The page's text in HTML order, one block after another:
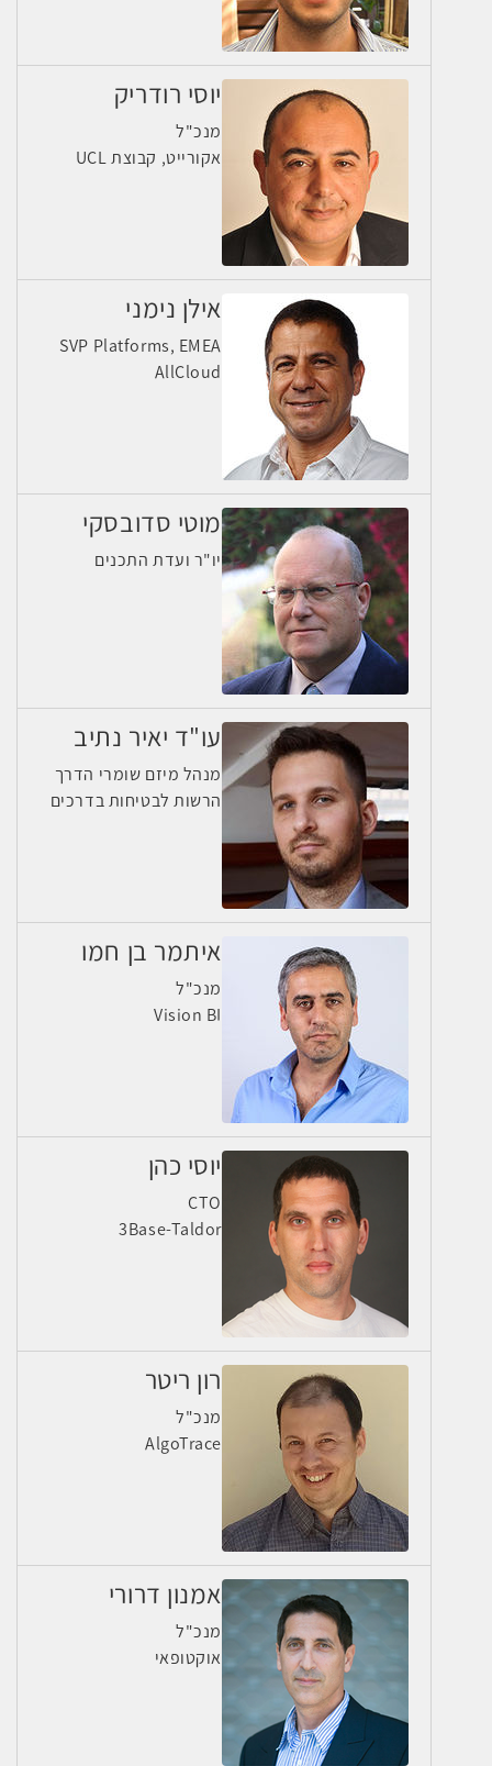
יוסי רודריק
מנכ"ל
אקורייט, קבוצת UCL
אילן נימני
SVP Platforms, EMEA
AllCloud
מוטי סדובסקי
יו"ר ועדת התכנים
עו"ד יאיר נתיב
מנהל מיזם שומרי הדרך
הרשות לבטיחות בדרכים
איתמר בן חמו
מנכ"ל
Vision BI
יוסי כהן
CTO
3Base-Taldor
רון ריטר
מנכ"ל
AlgoTrace
אמנון דרורי
מנכ"ל
אוקטופאי